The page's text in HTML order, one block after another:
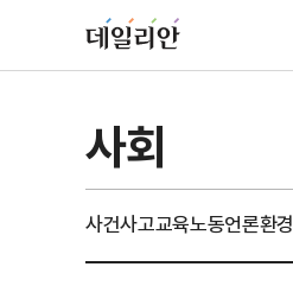
사회
사건사고교육노동언론환경